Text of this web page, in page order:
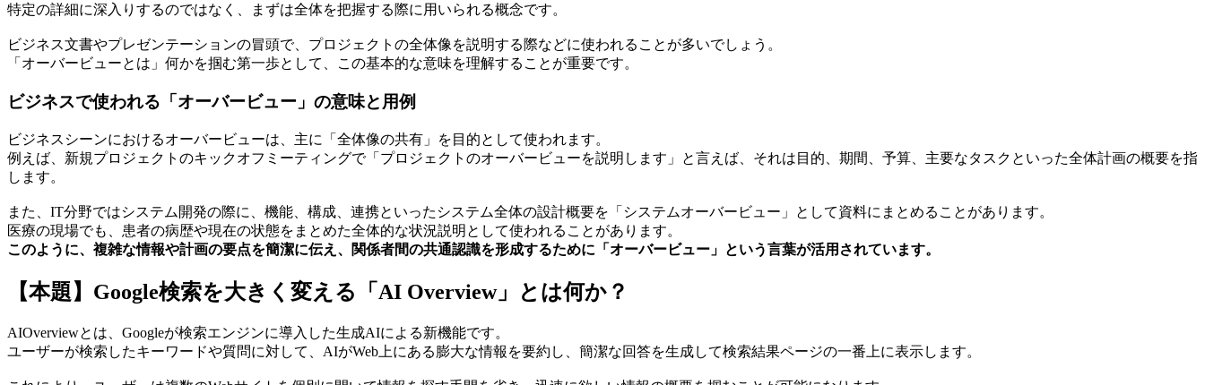
特定の詳細に深入りするのではなく、まずは全体を把握する際に用いられる概念です。
ビジネス文書やプレゼンテーションの冒頭で、プロジェクトの全体像を説明する際などに使われることが多いでしょう。
「オーバービューとは」何かを掴む第一歩として、この基本的な意味を理解することが重要です。
ビジネスで使われる「オーバービュー」の意味と用例
ビジネスシーンにおけるオーバービューは、主に「全体像の共有」を目的として使われます。
例えば、新規プロジェクトのキックオフミーティングで「プロジェクトのオーバービューを説明します」と言えば、それは目的、期間、予算、主要なタスクといった全体計画の概要を指
します。
また、IT分野ではシステム開発の際に、機能、構成、連携といったシステム全体の設計概要を「システムオーバービュー」として資料にまとめることがあります。
医療の現場でも、患者の病歴や現在の状態をまとめた全体的な状況説明として使われることがあります。
このように、複雑な情報や計画の要点を簡潔に伝え、関係者間の共通認識を形成するために「オーバービュー」という言葉が活用されています。
【本題】Google検索を大きく変える「AI Overview」とは何か？
AIOverviewとは、Googleが検索エンジンに導入した生成AIによる新機能です。
ユーザーが検索したキーワードや質問に対して、AIがWeb上にある膨大な情報を要約し、簡潔な回答を生成して検索結果ページの一番上に表示します。